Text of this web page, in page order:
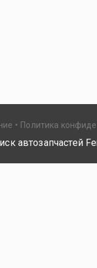
Политика
автозапчастей